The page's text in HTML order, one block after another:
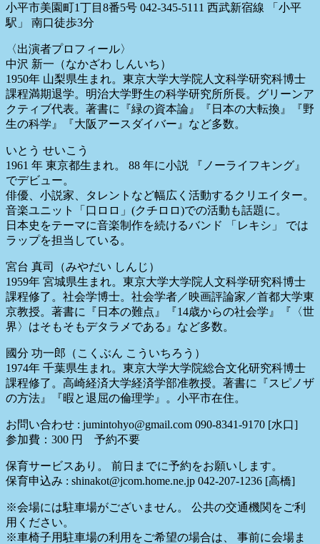
小平市美園町1丁目8番5号 042-345-5111 西武新宿線 「小平
駅」 南口徒歩3分
〈出演者プロフィール〉
中沢 新一（なかざわ しんいち）
1950年 山梨県生まれ。東京大学大学院人文科学研究科博士
課程満期退学。明治大学野生の科学研究所所長。グリーンア
クティブ代表。著書に『緑の資本論』『日本の大転換』『野
生の科学』『大阪アースダイバー』など多数。
いとう せいこう
1961 年 東京都生まれ。 88 年に小説 『ノーライフキング』
でデビュー。
俳優、小説家、タレントなど幅広く活動するクリエイター。
音楽ユニット「口ロロ」(クチロロ)での活動も話題に。
日本史をテーマに音楽制作を続けるバンド 「レキシ」 では
ラップを担当している。
宮台 真司（みやだい しんじ）
1959年 宮城県生まれ。東京大学大学院人文科学研究科博士
課程修了。社会学博士。社会学者／映画評論家／首都大学東
京教授。著書に『日本の難点』『14歳からの社会学』『〈世
界〉はそもそもデタラメである』など多数。
國分 功一郎（こくぶん こういちろう）
1974年 千葉県生まれ。東京大学大学院総合文化研究科博士
課程修了。高崎経済大学経済学部准教授。著書に『スピノザ
の方法』『暇と退屈の倫理学』。小平市在住。
お問い合わせ : jumintohyo@gmail.com 090-8341-9170 [水口]
参加費：300 円 予約不要
保育サービスあり。 前日までに予約をお願いします。
保育申込み : shinakot@jcom.home.ne.jp 042-207-1236 [高橋]
※会場には駐車場がございません。 公共の交通機関をご利
用ください。
※車椅子用駐車場の利用をご希望の場合は、 事前に会場ま